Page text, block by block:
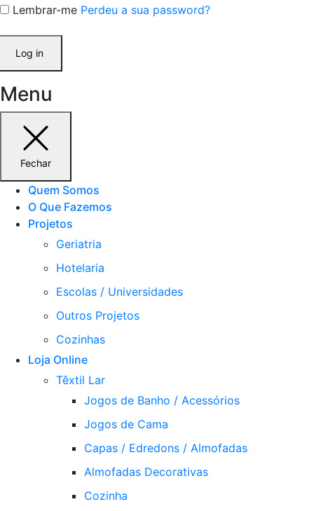
Lembrar-me Perdeu a sua password?
Log in
Menu
Fechar
Quem Somos
O Que Fazemos
Projetos
Geriatria
Hotelaria
Escolas / Universidades
Outros Projetos
Cozinhas
Loja Online
Têxtil Lar
Jogos de Banho / Acessórios
Jogos de Cama
Capas / Edredons / Almofadas
Almofadas Decorativas
Cozinha